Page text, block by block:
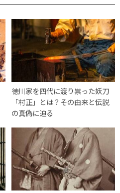
徳川家を四代に渡り祟った妖刀
「村正」とは？その由来と伝説
の真偽に迫る